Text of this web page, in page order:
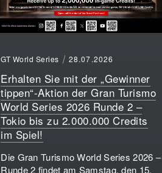
GT World Series 28.07.2026
Erhalten Sie mit der „Gewinner
tippen“-Aktion der Gran Turismo
World Series 2026 Runde 2 –
Tokio bis zu 2.000.000 Credits
im Spiel!
Die Gran Turismo World Series 2026 –
Runde 2 findet am Samstag, den 15.